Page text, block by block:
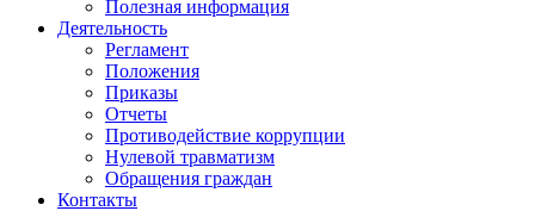
Полезная информация
Деятельность
Регламент
Положения
Приказы
Отчеты
Противодействие коррупции
Нулевой травматизм
Обращения граждан
Контакты